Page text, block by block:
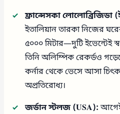
ফ্রান্সেসকা লোলোব্রিজিডা
ইতালিয়ান তারকা নিজের
৫০০০ মিটার—দুটি ইভেন্টেই
তিনি অলিম্পিক রেকর্ডও
কর্নার থেকে ভেসে আসা
অপ্রতিরোধ্য।
জর্ডান স্টলজ (USA):আগেই